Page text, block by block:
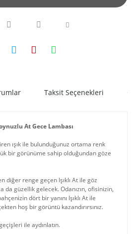
Taksit Seçenekleri
At Gece Lambası
ışık ile bulunduğunuz ortama renk
bir görünüme sahip olduğundan göze
diğer renge geçen Işıklı At ile göz
da güzellik gelecek. Odanızın, ofisinizin,
dört bir yanını Işıklı At ile
hoş bir görüntü kazandırırsınız.
ile aydınlatın.